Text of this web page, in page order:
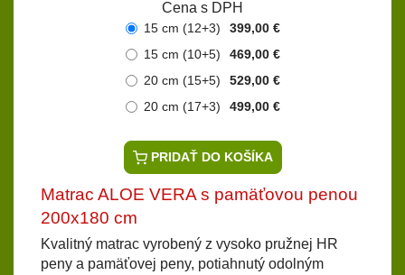
Cena s DPH
15 cm (12+3)
399,00 €
15 cm (10+5)
469,00 €
20 cm (15+5)
529,00 €
20 cm (17+3)
499,00 €
PRIDAŤ DO KOŠÍKA
Matrac ALOE VERA s pamäťovou penou
200x180 cm
Kvalitný matrac vyrobený z vysoko pružnej HR
peny a pamäťovej peny, potiahnutý odolným